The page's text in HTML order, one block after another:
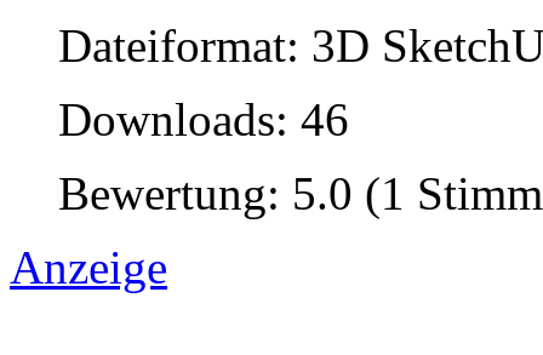
Dateiformat: 3D
Downloads: 46
Bewertung: 5.0 (1
Anzeige